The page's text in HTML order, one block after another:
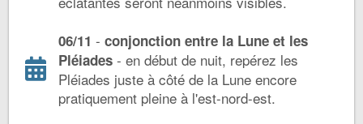
06/11 -conjonction entre la Lune et les
Pléiades - en début de nuit, repérez les
Pléiades juste à côté de la Lune encore
pratiquement pleine à l'est-nord-est.